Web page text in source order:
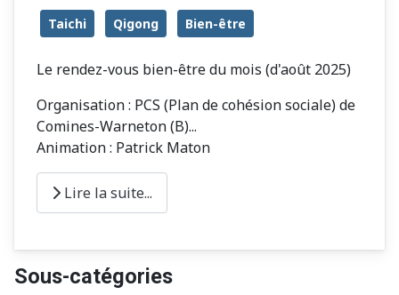
Taichi Qigong Bien-être
Le rendez-vous bien-être du mois (d'août 2025)
Organisation : PCS (Plan de cohésion sociale) de
Comines-Warneton (B)...
Animation : Patrick Maton
Lire la suite...
Sous-catégories